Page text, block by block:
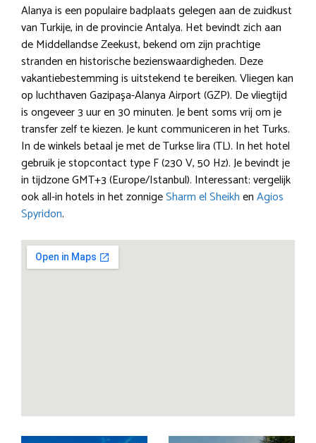
Alanya is een populaire badplaats gelegen aan de zuidkust
van Turkije, in de provincie Antalya. Het bevindt zich aan
de Middellandse Zeekust, bekend om zijn prachtige
stranden en historische bezienswaardigheden. Deze
vakantiebestemming is uitstekend te bereiken. Vliegen kan
op luchthaven Gazipaşa-Alanya Airport (GZP). De vliegtijd
is ongeveer 3 uur en 30 minuten. Je bent soms vrij om je
transfer zelf te kiezen. Je kunt communiceren in het Turks.
In de winkels betaal je met de Turkse lira (TL). In het hotel
gebruik je stopcontact type F (230 V, 50 Hz). Je bevindt je
in tijdzone GMT+3 (Europe/Istanbul). Interessant: vergelijk
ook all-in hotels in het zonnigeSharm el SheikhenAgios
Spyridon.